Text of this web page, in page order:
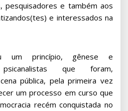
pesquisadores e também aos
e interessados na
um princípio, gênese e
que foram,
pública, pela primeira vez
um processo em curso que
recém conquistada no